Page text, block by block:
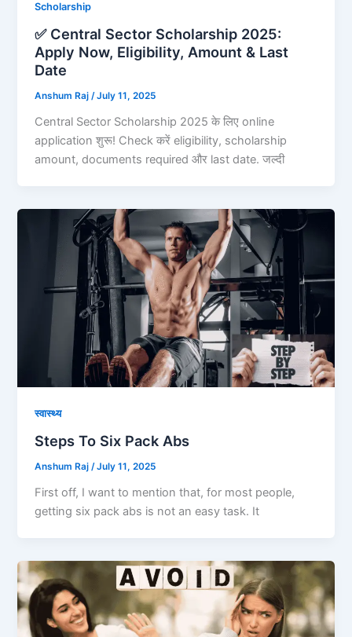
Scholarship
✅ Central Sector Scholarship 2025:
Apply Now, Eligibility, Amount & Last
Date
Anshum Raj/July 11, 2025
Central Sector Scholarship 2025 के लिए online
application शुरू! Check करें eligibility, scholarship
amount, documents required और last date. जल्दी
स्वास्थ्य
Steps To Six Pack Abs
Anshum Raj/July 11, 2025
First off, I want to mention that, for most people,
getting six pack abs is not an easy task. It